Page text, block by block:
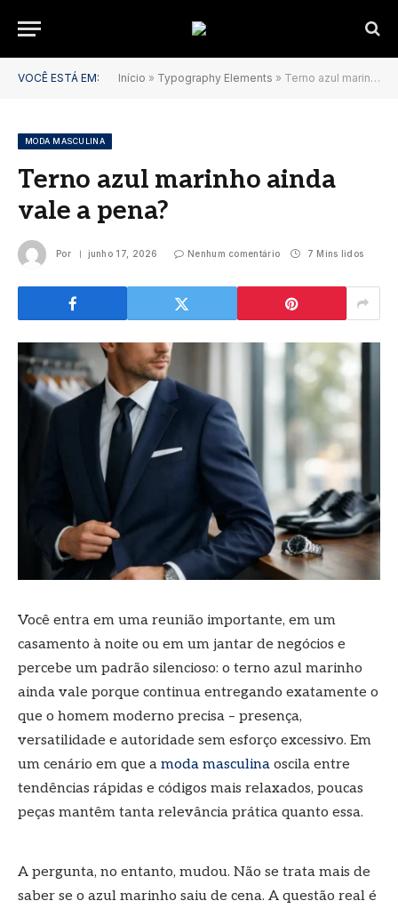
VOCÊ ESTÁ EM: Início » Typography Elements » Terno azul marinho ainda vale a pena?
MODA MASCULINA
Terno azul marinho ainda
vale a pena?
Por junho 17, 2026 Nenhum comentário 7 Mins lidos
Você entra em uma reunião importante, em um
casamento à noite ou em um jantar de negócios e
percebe um padrão silencioso: o terno azul marinho
ainda vale porque continua entregando exatamente o
que o homem moderno precisa – presença,
versatilidade e autoridade sem esforço excessivo. Em
um cenário em que a moda masculina oscila entre
tendências rápidas e códigos mais relaxados, poucas
peças mantêm tanta relevância prática quanto essa.
A pergunta, no entanto, mudou. Não se trata mais de
saber se o azul marinho saiu de cena. A questão real é